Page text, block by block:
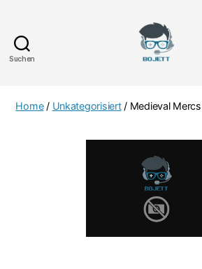
Suchen
Home/ Unkategorisiert/ Medieval Mercs